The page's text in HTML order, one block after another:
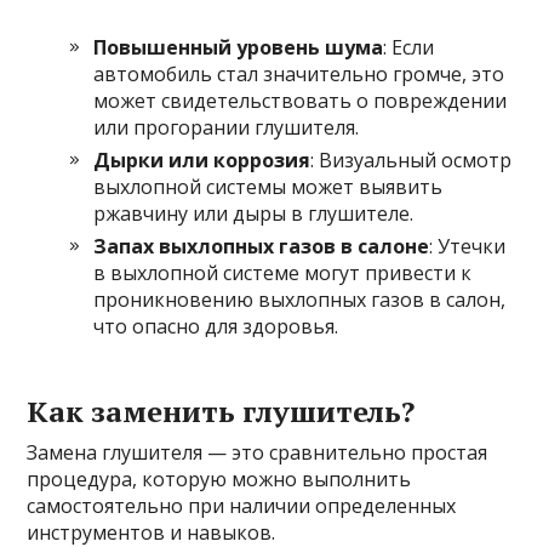
Повышенный уровень шума: Если
автомобиль стал значительно громче, это
может свидетельствовать о повреждении
или прогорании глушителя.
Дырки или коррозия: Визуальный осмотр
выхлопной системы может выявить
ржавчину или дыры в глушителе.
Запах выхлопных газов в салоне: Утечки
в выхлопной системе могут привести к
проникновению выхлопных газов в салон,
что опасно для здоровья.
Как заменить глушитель?
Замена глушителя — это сравнительно простая
процедура, которую можно выполнить
самостоятельно при наличии определенных
инструментов и навыков.